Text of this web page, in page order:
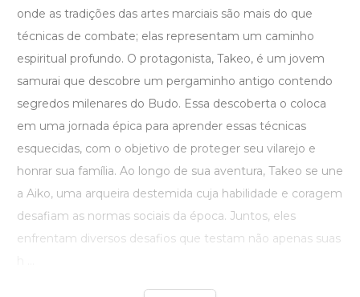
onde as tradições das artes marciais são mais do que
técnicas de combate; elas representam um caminho
espiritual profundo. O protagonista, Takeo, é um jovem
samurai que descobre um pergaminho antigo contendo
segredos milenares do Budo. Essa descoberta o coloca
em uma jornada épica para aprender essas técnicas
esquecidas, com o objetivo de proteger seu vilarejo e
honrar sua família. Ao longo de sua aventura, Takeo se une
a Aiko, uma arqueira destemida cuja habilidade e coragem
desafiam as normas sociais da época. Juntos, eles
enfrentam diversos desafios que testam não apenas suas